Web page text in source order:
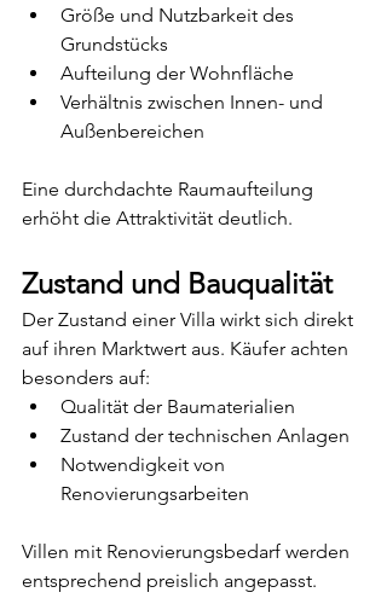
Größe und Nutzbarkeit des
Grundstücks
Aufteilung der Wohnfläche
Verhältnis zwischen Innen- und
Außenbereichen
Eine durchdachte Raumaufteilung
erhöht die Attraktivität deutlich.
Zustand und Bauqualität
Der Zustand einer Villa wirkt sich direkt
auf ihren Marktwert aus. Käufer achten
besonders auf:
Qualität der Baumaterialien
Zustand der technischen Anlagen
Notwendigkeit von
Renovierungsarbeiten
Villen mit Renovierungsbedarf werden
entsprechend preislich angepasst.